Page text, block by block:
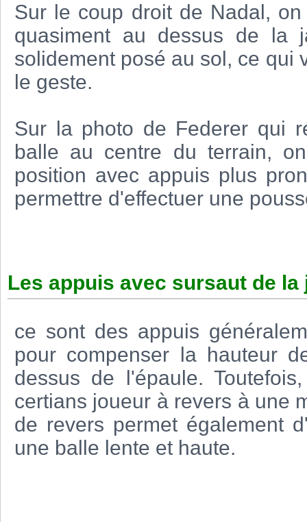
Sur le coup droit de Nadal,
quasiment au dessus de la
solidement posé au sol, ce qui
le geste.
Sur la photo de Federer qui
balle au centre du terrain,
position avec appuis plus
permettre d'effectuer une
Les appuis avec sursaut de la
ce sont des appuis
pour compenser la hauteur
dessus de l'épaule.
certians joueur à revers à une
de revers permet également
une balle lente et haute.